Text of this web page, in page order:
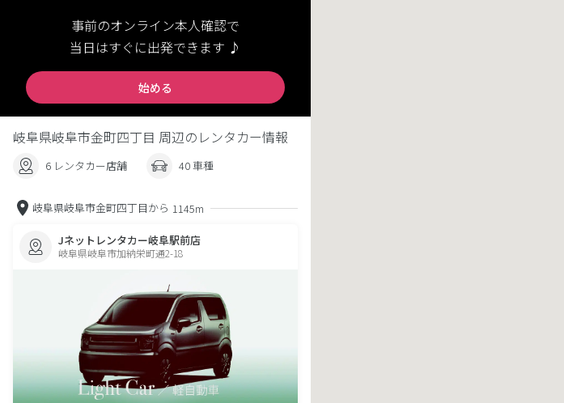
事前のオンライン本人確認で
当日はすぐに出発できます ♪
始める
岐阜県岐阜市金町四丁目 周辺のレンタカー情報
6 レンタカー店舗 40 車種
岐阜県岐阜市金町四丁目から 1145m
Jネットレンタカー岐阜駅前店
岐阜県岐阜市加納栄町通2-18